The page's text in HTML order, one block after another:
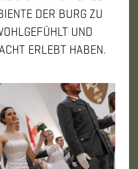
DER BURG ZU
UND
ERLEBT HABEN.